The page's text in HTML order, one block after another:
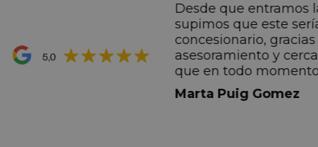
premio de su vida.
por todo.
Desde que entramos
supimos que este
concesionario, gracias
asesoramiento y
que en todo
informando de forma
todos los pasos que
Marta Puig Gomez